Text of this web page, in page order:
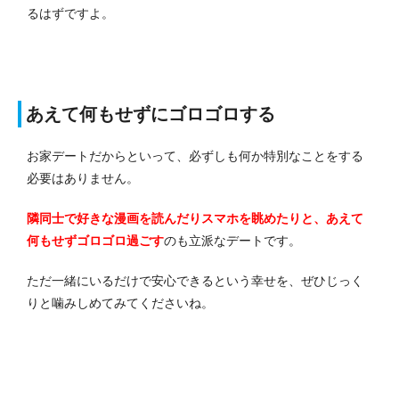
るはずですよ。
あえて何もせずにゴロゴロする
お家デートだからといって、必ずしも何か特別なことをする
必要はありません。
隣同士で好きな漫画を読んだりスマホを眺めたりと、あえて
何もせずゴロゴロ過ごすのも立派なデートです。
ただ一緒にいるだけで安心できるという幸せを、ぜひじっく
りと噛みしめてみてくださいね。